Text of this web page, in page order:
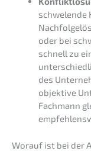
schwe­len­de
oder bei
schnell zu
des
objek­ti­ve
Fachmann
Worauf ist bei der